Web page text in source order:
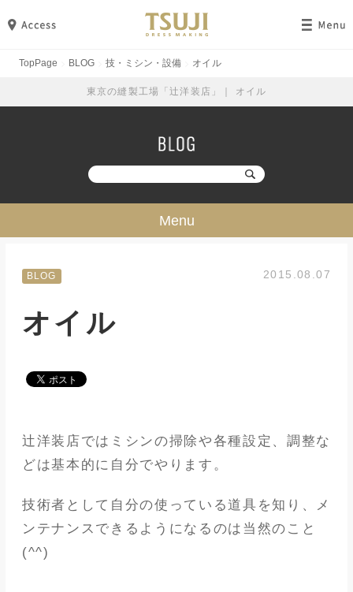
TopPage BLOG 技・ミシン・設備 オイル
東京の縫製工場「辻洋装店」｜ オイル
Menu
メゾンな日々
BLOG 2015.08.07
オイル
辻洋装店ではミシンの掃除や各種設定、調整な
どは基本的に自分でやります。
技術者として自分の使っている道具を知り、メ
ンテナンスできるようになるのは当然のこと
(^^)